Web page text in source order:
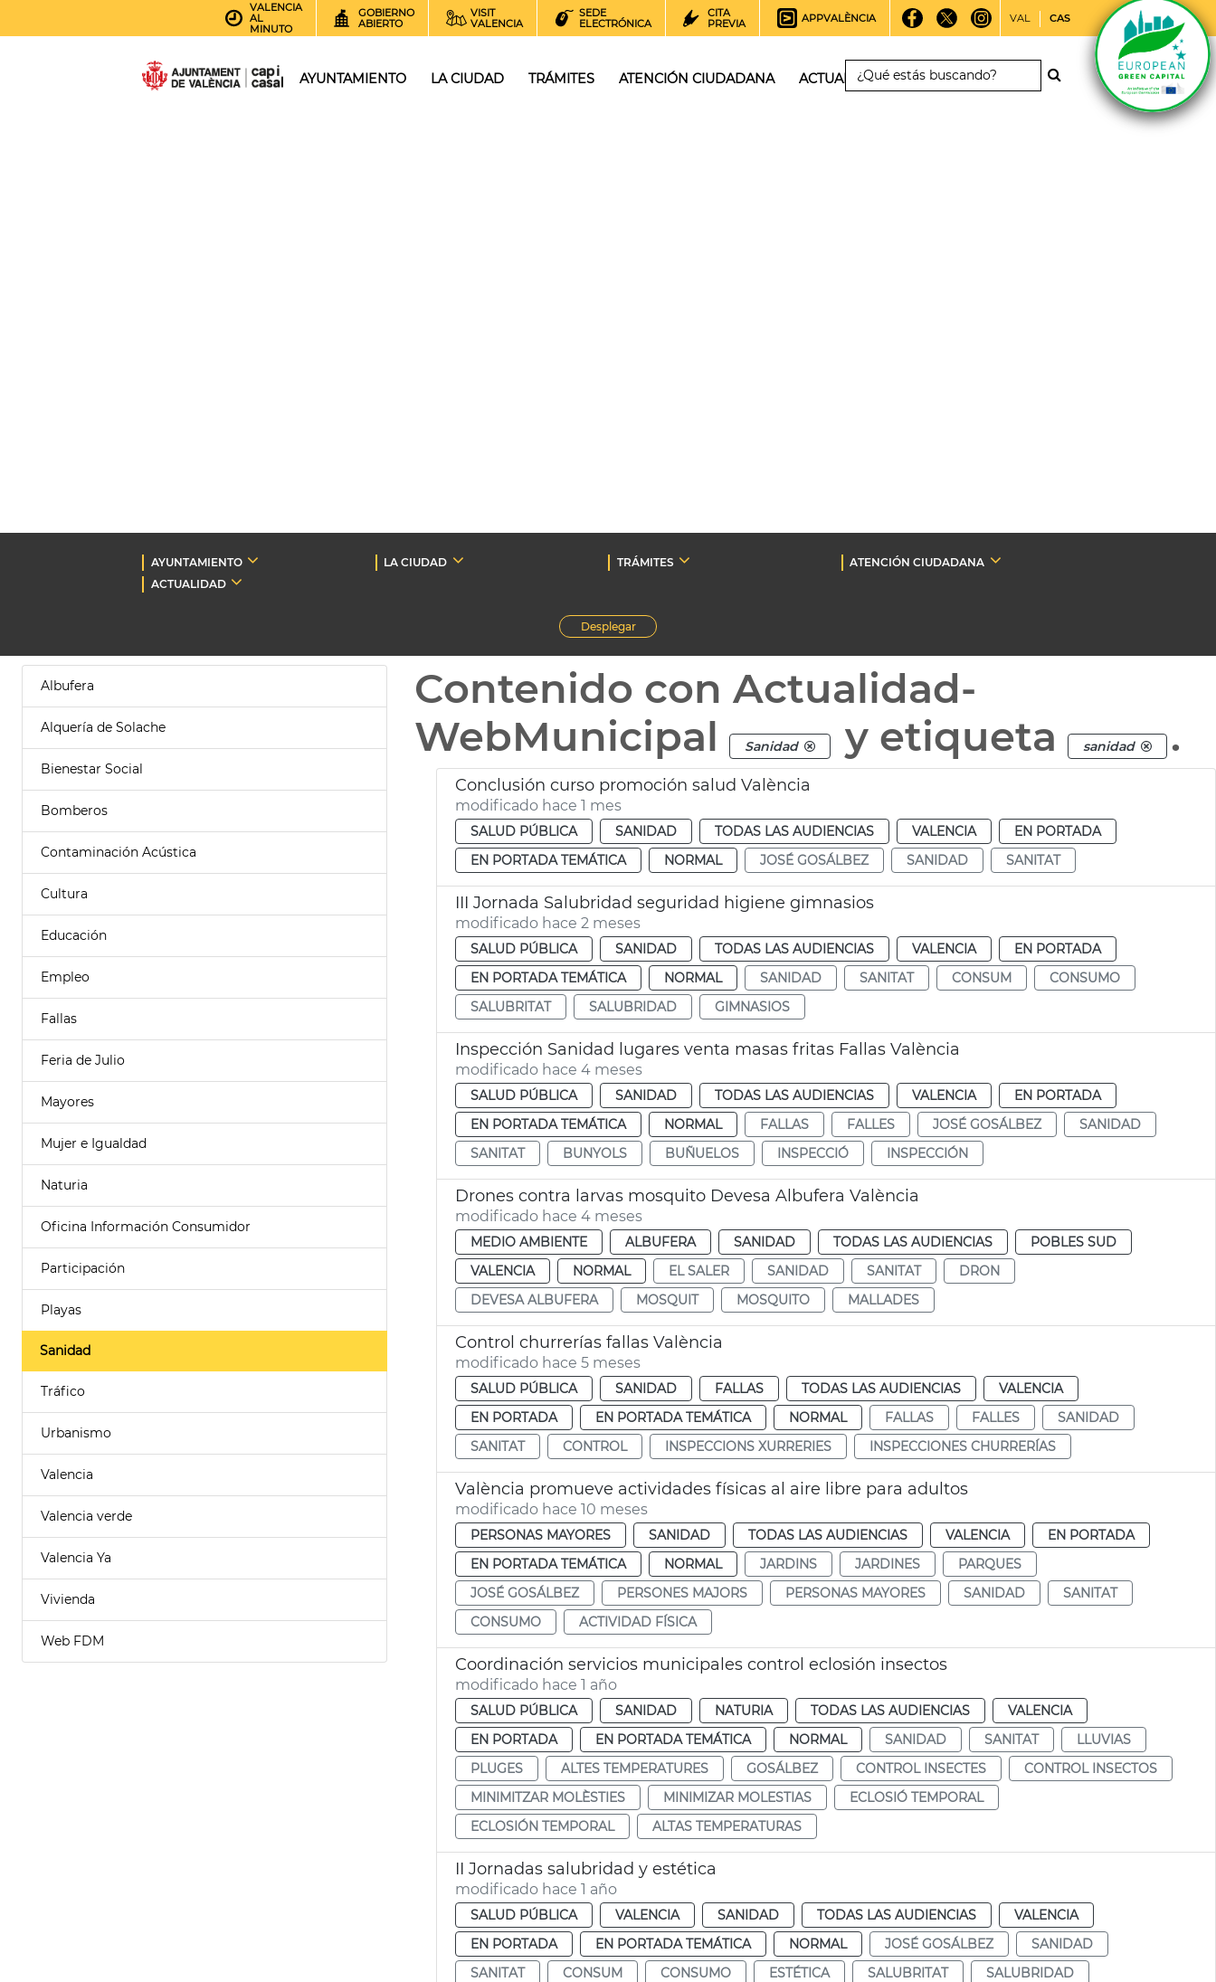
VALENCIA
AL
MINUTO
GOBIERNO
ABIERTO
VISIT
VALENCIA
SEDE
ELECTRÓNICA
CITA
PREVIA
APPVALÈNCIA VAL CAS
AYUNTAMIENTO LA CIUDAD TRÁMITES ATENCIÓN CIUDADANA ACTUALIDAD
AYUNTAMIENTO LA CIUDAD TRÁMITES
ATENCIÓN CIUDADANA
ACTUALIDAD
Desplegar
Albufera
Alquería de Solache
Bienestar Social
Bomberos
Contaminación Acústica
Cultura
Educación
Empleo
Fallas
Feria de Julio
Mayores
Mujer e Igualdad
Naturia
Oficina Información Consumidor
Participación
Playas
Sanidad
Tráfico
Urbanismo
Valencia
Valencia verde
Valencia Ya
Vivienda
Web FDM
Contenido con Actualidad-
WebMunicipal
Sanidad y etiqueta sanidad .
Conclusión curso promoción salud València
modificado hace 1 mes
SALUD PÚBLICA SANIDAD TODAS LAS AUDIENCIAS VALENCIA
EN PORTADA
EN PORTADA TEMÁTICA
NORMAL JOSÉ GOSÁLBEZ SANIDAD SANITAT
III Jornada Salubridad seguridad higiene gimnasios
modificado hace 2 meses
SALUD PÚBLICA SANIDAD TODAS LAS AUDIENCIAS VALENCIA
EN PORTADA
EN PORTADA TEMÁTICA
NORMAL SANIDAD SANITAT CONSUM
CONSUMO
SALUBRITAT
SALUBRIDAD GIMNASIOS
Inspección Sanidad lugares venta masas fritas Fallas València
modificado hace 4 meses
SALUD PÚBLICA SANIDAD TODAS LAS AUDIENCIAS VALENCIA
EN PORTADA
EN PORTADA TEMÁTICA
NORMAL FALLAS FALLES JOSÉ GOSÁLBEZ
SANIDAD
SANITAT
BUNYOLS BUÑUELOS INSPECCIÓ INSPECCIÓN
Drones contra larvas mosquito Devesa Albufera València
modificado hace 4 meses
MEDIO AMBIENTE ALBUFERA SANIDAD TODAS LAS AUDIENCIAS
POBLES SUD
VALENCIA
NORMAL EL SALER SANIDAD SANITAT
DRON
DEVESA ALBUFERA
MOSQUIT MOSQUITO MALLADES
Control churrerías fallas València
modificado hace 5 meses
SALUD PÚBLICA SANIDAD FALLAS TODAS LAS AUDIENCIAS
VALENCIA
EN PORTADA
EN PORTADA TEMÁTICA NORMAL FALLAS FALLES
SANIDAD
SANITAT
CONTROL INSPECCIONS XURRERIES INSPECCIONES CHURRERÍAS
València promueve actividades físicas al aire libre para adultos
modificado hace 10 meses
PERSONAS MAYORES SANIDAD TODAS LAS AUDIENCIAS VALENCIA
EN PORTADA
EN PORTADA TEMÁTICA
NORMAL JARDINS JARDINES
PARQUES
JOSÉ GOSÁLBEZ
PERSONES MAJORS PERSONAS MAYORES SANIDAD
SANITAT
CONSUMO
ACTIVIDAD FÍSICA
Coordinación servicios municipales control eclosión insectos
modificado hace 1 año
SALUD PÚBLICA SANIDAD NATURIA TODAS LAS AUDIENCIAS
VALENCIA
EN PORTADA
EN PORTADA TEMÁTICA NORMAL SANIDAD SANITAT
LLUVIAS
PLUGES
ALTES TEMPERATURES GOSÁLBEZ CONTROL INSECTES
CONTROL INSECTOS
MINIMITZAR MOLÈSTIES
MINIMIZAR MOLESTIAS
ECLOSIÓ TEMPORAL
ECLOSIÓN TEMPORAL
ALTAS TEMPERATURAS
II Jornadas salubridad y estética
modificado hace 1 año
SALUD PÚBLICA VALENCIA SANIDAD TODAS LAS AUDIENCIAS
VALENCIA
EN PORTADA
EN PORTADA TEMÁTICA NORMAL JOSÉ GOSÁLBEZ
SANIDAD
SANITAT
CONSUM CONSUMO ESTÉTICA SALUBRITAT SALUBRIDAD